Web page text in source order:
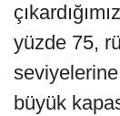
yüzde 75,
seviyelerine
büyük